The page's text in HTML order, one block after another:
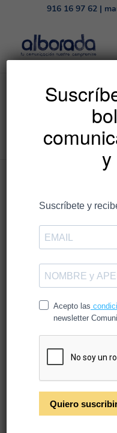
916 16 97 62|
Listado
reciclaje
Estás en: Inicio / reciclaje
Fakes
3 de junio de 2024 / en
las industrias
ambiente.
y